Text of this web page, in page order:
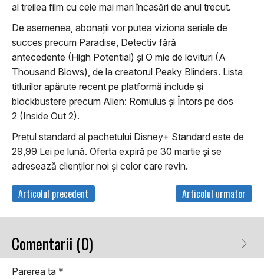
al treilea film cu cele mai mari încasări de anul trecut.
De asemenea, abonații vor putea viziona seriale de
succes precum Paradise Detectiv fără
antecedente (High Potential) și O mie de lovituri (A
Thousand Blows), de la creatorul Peaky Blinders. Lista
titlurilor apărute recent pe platformă include și
blockbustere precum Alien: Romulus și Întors pe dos
2 (Inside Out 2).
Prețul standard al pachetului Disney+ Standard este de
29,99 Lei pe lună. Oferta expiră pe 30 martie și se
adresează clienților noi și celor care revin.
Articolul precedent Articolul urmator
Comentarii (0)
Parerea ta *